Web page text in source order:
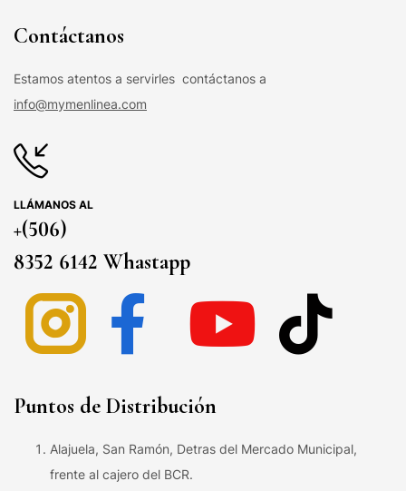
Contáctanos
Estamos atentos a servirles contáctanos a
info@mymenlinea.com
LLÁMANOS AL
+(506)
8352 6142 Whastapp
Puntos de Distribución
Alajuela, San Ramón, Detras del Mercado Municipal,
frente al cajero del BCR.